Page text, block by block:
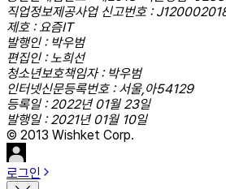
직업정보제공사업 신고번호 :
제호 : 요즘IT
발행인 : 박우범
편집인 : 노희선
청소년보호책임자 : 박우범
인터넷신문등록번호 : 서울,아54129
등록일 : 2022년 01월 23일
발행일 : 2021년 01월 10일
© 2013 Wishket Corp.
로그인